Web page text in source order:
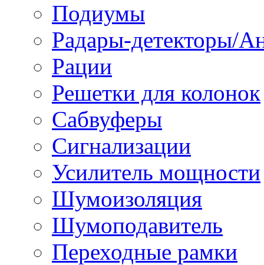
Подиумы
Радары-детекторы/
Рации
Решетки для колонок
Сабвуферы
Сигнализации
Усилитель мощности
Шумоизоляция
Шумоподавитель
Переходные рамки